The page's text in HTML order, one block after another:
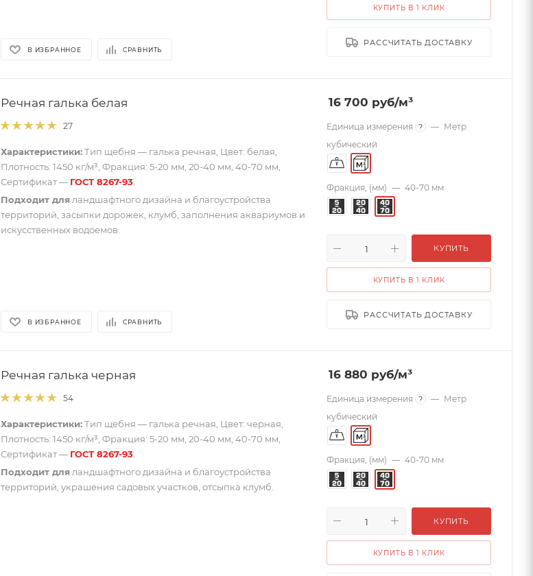
В ИЗБРАННОЕ СРАВНИТЬ
КУПИТЬ В 1 КЛИК
РАССЧИТАТЬ ДОСТАВКУ
Речная галька белая
27
Характеристики:Тип щебня — галька речная, Цвет: белая,
Плотность: 1450 кг/м³, Фракция: 5-20 мм, 20-40 мм, 40-70 мм,
Сертификат — ГОСТ 8267-93
Подходит для ландшафтного дизайна и благоустройства
территорий, засыпки дорожек, клумб, заполнения аквариумов и
искусственных водоемов.
В ИЗБРАННОЕ СРАВНИТЬ
16 700 руб/м³
Единица измерения ? — Метр
кубический
Фракция, (мм) — 40-70 мм
КУПИТЬ
КУПИТЬ В 1 КЛИК
РАССЧИТАТЬ ДОСТАВКУ
Речная галька черная
54
Характеристики:Тип щебня — галька речная, Цвет: черная,
Плотность: 1450 кг/м³, Фракция: 5-20 мм, 20-40 мм, 40-70 мм,
Сертификат — ГОСТ 8267-93
Подходит для ландшафтного дизайна и благоустройства
территорий, украшения садовых участков, отсыпка клумб.
16 880 руб/м³
Единица измерения ? — Метр
кубический
Фракция, (мм) — 40-70 мм
КУПИТЬ
КУПИТЬ В 1 КЛИК